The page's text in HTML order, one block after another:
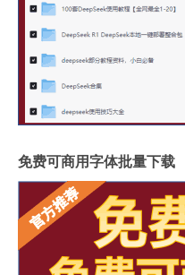
免费可商用字体批量下载